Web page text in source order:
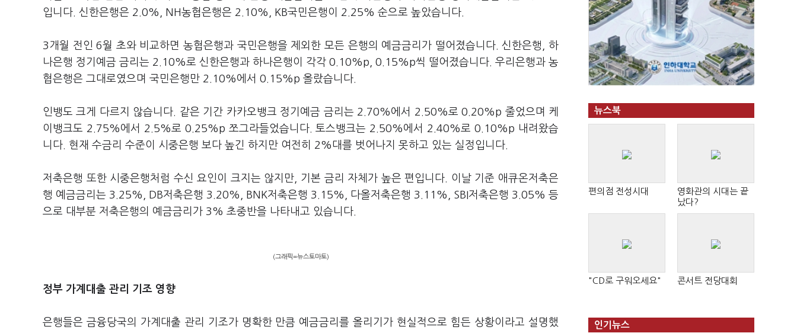
입니다. 신한은행은 2.0%, NH농협은행은 2.10%, KB국민은행이 2.25% 순으로 높았습니다.
3개월 전인 6월 초와 비교하면 농협은행과 국민은행을 제외한 모든 은행의 예금금리가 떨어졌습니다. 신한은행, 하
나은행 정기예금 금리는 2.10%로 신한은행과 하나은행이 각각 0.10%p, 0.15%p씩 떨어졌습니다. 우리은행과 농
협은행은 그대로였으며 국민은행만 2.10%에서 0.15%p 올랐습니다.
인뱅도 크게 다르지 않습니다. 같은 기간 카카오뱅크 정기예금 금리는 2.70%에서 2.50%로 0.20%p 줄었으며 케
이뱅크도 2.75%에서 2.5%로 0.25%p 쪼그라들었습니다. 토스뱅크는 2.50%에서 2.40%로 0.10%p 내려왔습
니다. 현재 수금리 수준이 시중은행 보다 높긴 하지만 여전히 2%대를 벗어나지 못하고 있는 실정입니다.
저축은행 또한 시중은행처럼 수신 요인이 크지는 않지만, 기본 금리 자체가 높은 편입니다. 이날 기준 애큐온저축은
행 예금금리는 3.25%, DB저축은행 3.20%, BNK저축은행 3.15%, 다올저축은행 3.11%, SBI저축은행 3.05% 등
으로 대부분 저축은행의 예금금리가 3% 초중반을 나타내고 있습니다.
(그래픽=뉴스토마토)
정부 가계대출 관리 기조 영향
은행들은 금융당국의 가계대출 관리 기조가 명확한 만큼 예금금리를 올리기가 현실적으로 힘든 상황이라고 설명했
뉴스북
편의점 전성시대
영화관의 시대는 끝
났다?
"CD로 구워오세요" 콘서트 전당대회
인기뉴스